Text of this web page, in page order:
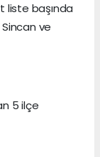
liste başında
Sincan ve
5 ilçe